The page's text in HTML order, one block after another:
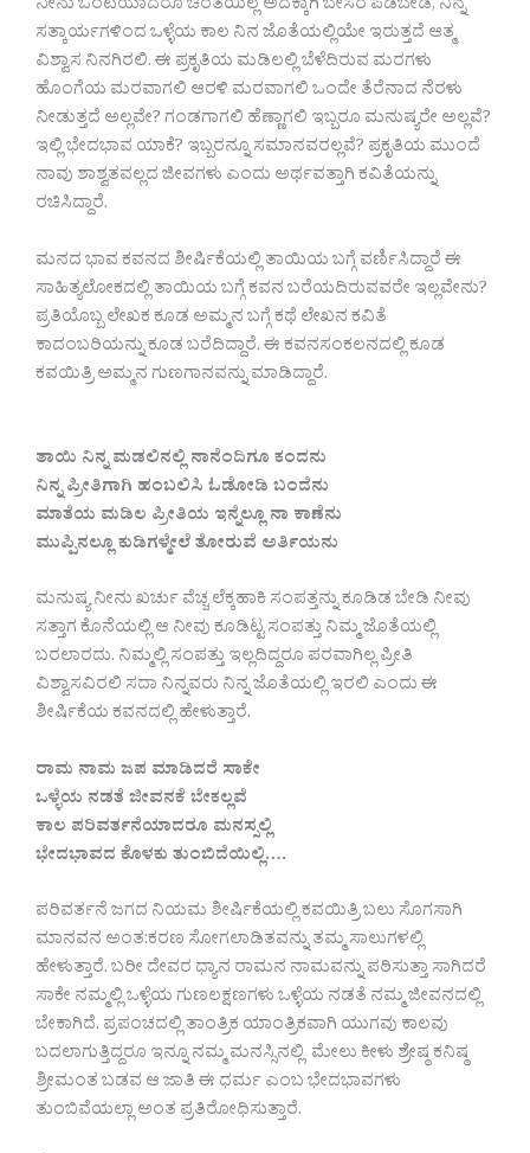
ನೀನು ಒಂಟಿಯಾದರೂ ಚಿಂತೆಯಿಲ್ಲ ಅದಕ್ಕಾಗಿ ಬೇಸರ ಪಡಬೇಡ, ನಿನ್ನ
ಸತ್ಕಾರ್ಯಗಳಿಂದ ಒಳ್ಳೆಯ ಕಾಲ ನಿನ ಜೊತೆಯಲ್ಲಿಯೇ ಇರುತ್ತದೆ ಆತ್ಮ
ವಿಶ್ವಾಸ ನಿನಗಿರಲಿ. ಈ ಪ್ರಕೃತಿಯ ಮಡಿಲಲ್ಲಿ ಬೆಳೆದಿರುವ ಮರಗಳು
ಹೊಂಗೆಯ ಮರವಾಗಲಿ ಆರಳಿ ಮರವಾಗಲಿ ಒಂದೇ ತೆರೆನಾದ ನೆರಳು
ನೀಡುತ್ತದೆ ಅಲ್ಲವೇ? ಗಂಡಗಾಗಲಿ ಹೆಣ್ಣಾಗಲಿ ಇಬ್ಬರೂ ಮನುಷ್ಯರೇ ಅಲ್ಲವೆ?
ಇಲ್ಲಿ ಭೇದಭಾವ ಯಾಕೆ? ಇಬ್ಬರನ್ನೂ ಸಮಾನವರಲ್ಲವೆ? ಪ್ರಕೃತಿಯ ಮುಂದೆ
ನಾವು ಶಾಶ್ವತವಲ್ಲದ ಜೀವಗಳು ಎಂದು ಅರ್ಥವತ್ತಾಗಿ ಕವಿತೆಯನ್ನು
ರಚಿಸಿದ್ದಾರೆ.
ಮನದ ಭಾವ ಕವನದ ಶೀರ್ಷಿಕೆಯಲ್ಲಿ ತಾಯಿಯ ಬಗ್ಗೆ ವರ್ಣಿಸಿದ್ದಾರೆ ಈ
ಸಾಹಿತ್ಯಲೋಕದಲ್ಲಿ ತಾಯಿಯ ಬಗ್ಗೆ ಕವನ ಬರೆಯದಿರುವವರೇ ಇಲ್ಲವೇನು?
ಪ್ರತಿಯೊಬ್ಬ ಲೇಖಕ ಕೂಡ ಅಮ್ಮನ ಬಗ್ಗೆ ಕಥೆ ಲೇಖನ ಕವಿತೆ
ಕಾದಂಬರಿಯನ್ನು ಕೂಡ ಬರೆದಿದ್ದಾರೆ. ಈ ಕವನಸಂಕಲನದಲ್ಲಿ ಕೂಡ
ಕವಯಿತ್ರಿ ಅಮ್ಮನ ಗುಣಗಾನವನ್ನು ಮಾಡಿದ್ದಾರೆ.
ತಾಯಿ ನಿನ್ನ ಮಡಲಿನಲ್ಲಿ ನಾನೆಂದಿಗೂ ಕಂದನು
ನಿನ್ನ ಪ್ರೀತಿಗಾಗಿ ಹಂಬಲಿಸಿ ಓಡೋಡಿ ಬಂದೆನು
ಮಾತೆಯ ಮಡಿಲ ಪ್ರೀತಿಯ ಇನ್ನೆಲ್ಲೂ ನಾ ಕಾಣೆನು
ಮುಪ್ಪಿನಲ್ಲೂ ಕುಡಿಗಳ್ಮೇಲೆ ತೋರುವೆ ಅರ್ತಿಯನು
ಮನುಷ್ಯ ನೀನು ಖರ್ಚು ವೆಚ್ಚ ಲೆಕ್ಕಹಾಕಿ ಸಂಪತ್ತನ್ನು ಕೂಡಿಡ ಬೇಡಿ ನೀವು
ಸತ್ತಾಗ ಕೊನೆಯಲ್ಲಿ ಆ ನೀವು ಕೂಡಿಟ್ಟ ಸಂಪತ್ತು ನಿಮ್ಮ ಜೊತೆಯಲ್ಲಿ
ಬರಲಾರದು. ನಿಮ್ಮಲ್ಲಿ ಸಂಪತ್ತು ಇಲ್ಲದಿದ್ದರೂ ಪರವಾಗಿಲ್ಲ ಪ್ರೀತಿ
ವಿಶ್ವಾಸವಿರಲಿ ಸದಾ ನಿನ್ನವರು ನಿನ್ನ ಜೊತೆಯಲ್ಲಿ ಇರಲಿ ಎಂದು ಈ
ಶೀರ್ಷಿಕೆಯ ಕವನದಲ್ಲಿ ಹೇಳುತ್ತಾರೆ.
ರಾಮ ನಾಮ ಜಪ ಮಾಡಿದರೆ ಸಾಕೇ
ಒಳ್ಳೆಯ ನಡತೆ ಜೀವನಕೆ ಬೇಕಲ್ಲವೆ
ಕಾಲ ಪರಿವರ್ತನೆಯಾದರೂ ಮನಸ್ಸಲ್ಲಿ
ಭೇದಭಾವದ ಕೊಳಕು ತುಂಬಿದೆಯಿಲ್ಲಿ….
ಪರಿವರ್ತನೆ ಜಗದ ನಿಯಮ ಶೀರ್ಷಿಕೆಯಲ್ಲಿ ಕವಯಿತ್ರಿ ಬಲು ಸೊಗಸಾಗಿ
ಮಾನವನ ಅಂತ:ಕರಣ ಸೋಗಲಾಡಿತವನ್ನು ತಮ್ಮ ಸಾಲುಗಳಲ್ಲಿ
ಹೇಳುತ್ತಾರೆ. ಬರೀ ದೇವರ ಧ್ಯಾನ ರಾಮನ ನಾಮವನ್ನು ಪಠಿಸುತ್ತಾ ಸಾಗಿದರೆ
ಸಾಕೇ ನಮ್ಮಲ್ಲಿ ಒಳ್ಳೆಯ ಗುಣಲಕ್ಷಣಗಳು ಒಳ್ಳೆಯ ನಡತೆ ನಮ್ಮ ಜೀವನದಲ್ಲಿ
ಬೇಕಾಗಿದೆ. ಪ್ರಪಂಚದಲ್ಲಿ ತಾಂತ್ರಿಕ ಯಾಂತ್ರಿಕವಾಗಿ ಯುಗವು ಕಾಲವು
ಬದಲಾಗುತ್ತಿದ್ದರೂ ಇನ್ನೂ ನಮ್ಮ ಮನಸ್ಸಿನಲ್ಲಿ ಮೇಲು ಕೀಳು ಶ್ರೇಷ್ಠ ಕನಿಷ್ಠ
ಶ್ರೀಮಂತ ಬಡವ ಆ ಜಾತಿ ಈ ಧರ್ಮ ಎಂಬ ಭೇದಭಾವಗಳು
ತುಂಬಿವೆಯಲ್ಲಾ ಅಂತ ಪ್ರತಿರೋಧಿಸುತ್ತಾರೆ.